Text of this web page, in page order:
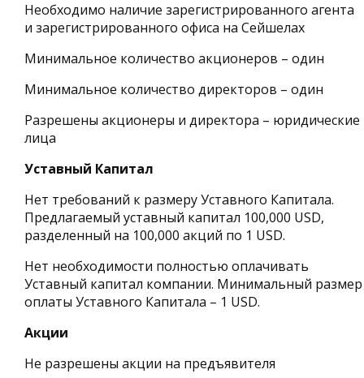
Необходимо наличие зарегистрированного агента
и зарегистрированного офиса на Сейшелах
Минимальное количество акционеров – один
Минимальное количество директоров – один
Разрешены акционеры и директора – юридические
лица
Уставный Капитал
Нет требований к размеру Уставного Капитала.
Предлагаемый уставный капитал 100,000 USD,
разделенный на 100,000 акций по 1 USD.
Нет необходимости полностью оплачивать
Уставный капитал компании. Минимальный размер
оплаты Уставного Капитала – 1 USD.
Акции
Не разрешены акции на предъявителя